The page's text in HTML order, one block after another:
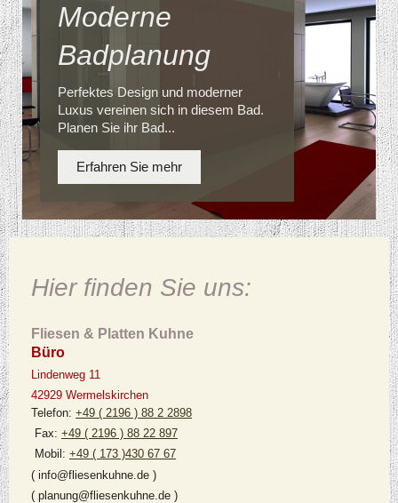
Moderne
Badplanung
Perfektes Design und moderner
Luxus vereinen sich in diesem Bad.
Planen Sie ihr Bad...
Erfahren Sie mehr
Hier finden Sie uns:
Fliesen & Platten Kuhne
Büro
Lindenweg 11
42929 Wermelskirchen
Telefon: +49 ( 2196 ) 88 2 2898
Fax: +49 ( 2196 ) 88 22 897
Mobil: +49 ( 173 )430 67 67
( info@fliesenkuhne.de )
( planung@fliesenkuhne.de )